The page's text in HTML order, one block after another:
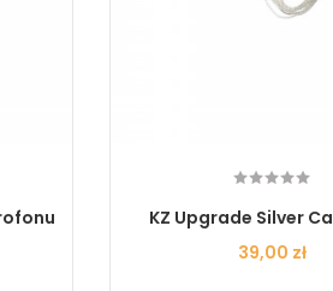
KZ Upgrade Silver
Cena
39,00 zł